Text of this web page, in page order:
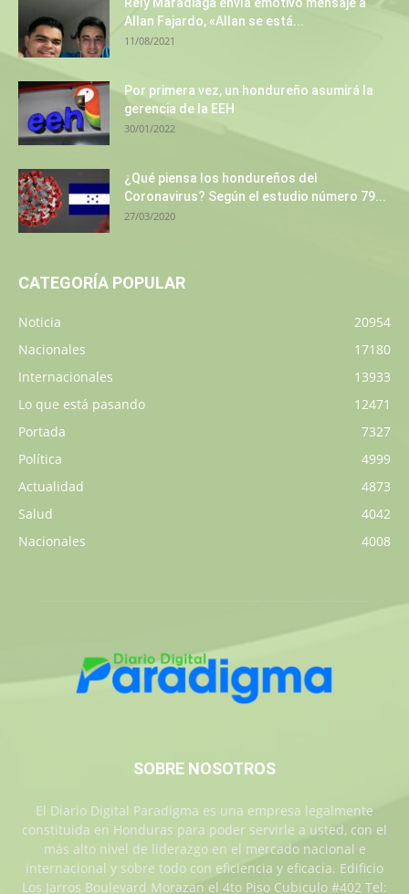
Rely Maradiaga envía emotivo mensaje a
Allan Fajardo, «Allan se está...
11/08/2021
Por primera vez, un hondureño asumirá la
gerencia de la EEH
30/01/2022
¿Qué piensa los hondureños del
Coronavirus? Según el estudio número 79...
27/03/2020
CATEGORÍA POPULAR
Noticia
20954
Nacionales
17180
Internacionales
13933
Lo que está pasando
12471
Portada
7327
Política
4999
Actualidad
4873
Salud
4042
Nacionales
4008
SOBRE NOSOTROS
El Diario Digital Paradigma es una empresa legalmente
constituida en Honduras para poder servirle a usted, con el
más alto nivel de liderazgo en el mercado nacional e
internacional y sobre todo con eficiencia y eficacia. Edificio
Los Jarros Boulevard Morazan el 4to Piso Cubiculo #402 Tel: